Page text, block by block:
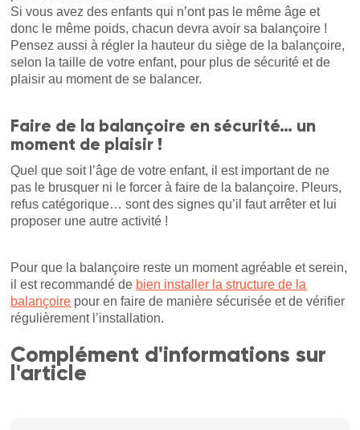
Si vous avez des enfants qui n’ont pas le même âge et
donc le même poids, chacun devra avoir sa balançoire !
Pensez aussi à régler la hauteur du siège de la balançoire,
selon la taille de votre enfant, pour plus de sécurité et de
plaisir au moment de se balancer.
Faire de la balançoire en sécurité… un
moment de plaisir !
Quel que soit l’âge de votre enfant, il est important de ne
pas le brusquer ni le forcer à faire de la balançoire. Pleurs,
refus catégorique… sont des signes qu’il faut arrêter et lui
proposer une autre activité !
Pour que la balançoire reste un moment agréable et serein,
il est recommandé de bien installer la structure de la
balançoire pour en faire de manière sécurisée et de vérifier
régulièrement l’installation.
Complément d'informations sur
l'article